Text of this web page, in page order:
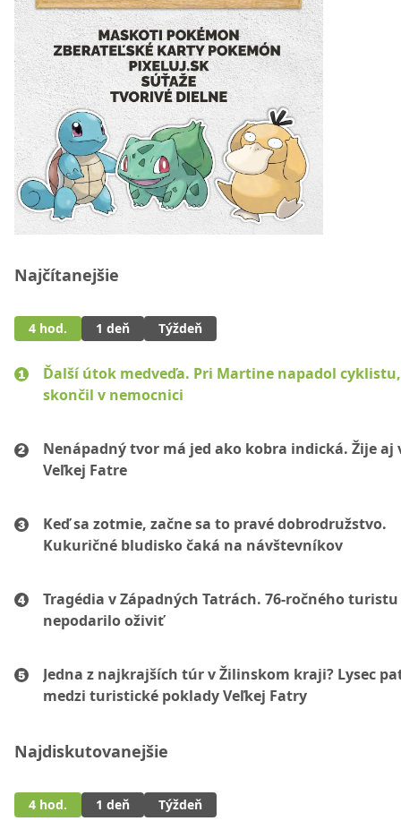
Najčítanejšie
4 hod. 1 deň Týždeň
Ďalší útok medveďa. Pri Martine napadol
skončil v nemocnici
Nenápadný tvor má jed ako kobra indická. Žije aj
Veľkej Fatre
Keď sa zotmie, začne sa to pravé dobrodružstvo.
Kukuričné bludisko čaká na návštevníkov
Tragédia v Západných Tatrách. 76-ročného turistu
nepodarilo oživiť
Jedna z najkrajších túr v Žilinskom kraji? Lysec
medzi turistické poklady Veľkej Fatry
Najdiskutovanejšie
4 hod. 1 deň Týždeň